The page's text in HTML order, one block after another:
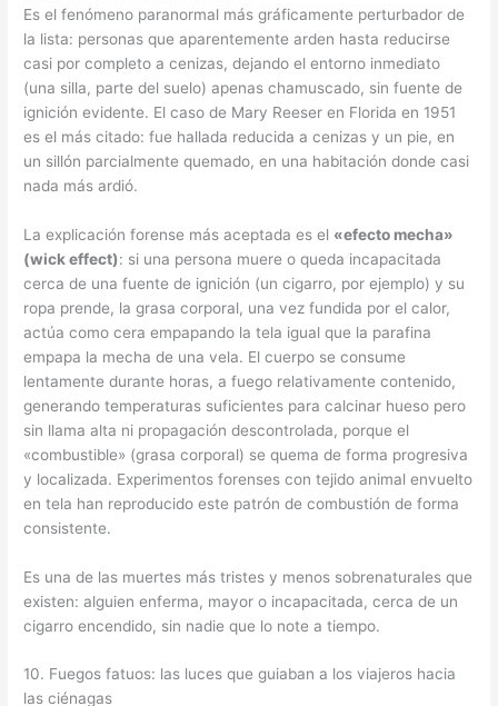
Es el fenómeno paranormal más gráficamente perturbador de
la lista: personas que aparentemente arden hasta reducirse
casi por completo a cenizas, dejando el entorno inmediato
(una silla, parte del suelo) apenas chamuscado, sin fuente de
ignición evidente. El caso de Mary Reeser en Florida en 1951
es el más citado: fue hallada reducida a cenizas y un pie, en
un sillón parcialmente quemado, en una habitación donde casi
nada más ardió.
La explicación forense más aceptada es el «efecto mecha»
(wick effect): si una persona muere o queda incapacitada
cerca de una fuente de ignición (un cigarro, por ejemplo) y su
ropa prende, la grasa corporal, una vez fundida por el calor,
actúa como cera empapando la tela igual que la parafina
empapa la mecha de una vela. El cuerpo se consume
lentamente durante horas, a fuego relativamente contenido,
generando temperaturas suficientes para calcinar hueso pero
sin llama alta ni propagación descontrolada, porque el
«combustible» (grasa corporal) se quema de forma progresiva
y localizada. Experimentos forenses con tejido animal envuelto
en tela han reproducido este patrón de combustión de forma
consistente.
Es una de las muertes más tristes y menos sobrenaturales que
existen: alguien enferma, mayor o incapacitada, cerca de un
cigarro encendido, sin nadie que lo note a tiempo.
10. Fuegos fatuos: las luces que guiaban a los viajeros hacia
las ciénagas